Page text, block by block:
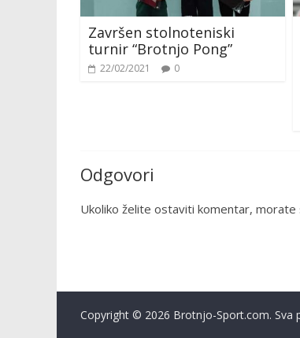
Završen stolnoteniski
turnir “Brotnjo Pong”
22/02/2021 0
Odgovori
Ukoliko želite ostaviti komentar, morate
Copyright © 2026 Brotnjo-Sport.com. Sva